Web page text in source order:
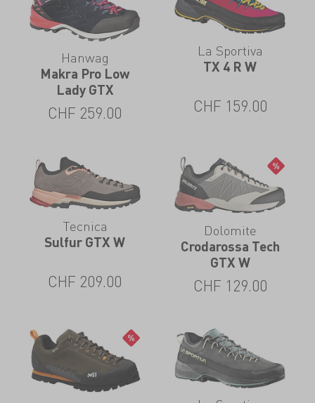
Hanwag
Makra Pro Low
Lady GTX
CHF 259.00
La Sportiva
TX 4 R W
CHF 159.00
Tecnica
Sulfur GTX W
CHF 209.00
Dolomite
Crodarossa Tech
GTX W
CHF 129.00